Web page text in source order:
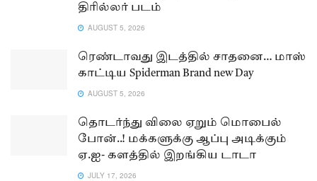
திரில்லர் படம்
AUGUST 5, 2026
ரெண்டாவது இடத்தில் சாதனை… மாஸ்
காட்டிய Spiderman Brand new Day
AUGUST 5, 2026
தொடர்ந்து விலை ஏறும் மொபைல்
போன்..! மக்களுக்கு ஆப்பு அடிக்கும்
ஏ.ஐ- களத்தில் இறங்கிய டாடா
JULY 17, 2026